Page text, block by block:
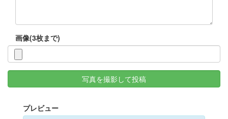
画像(3枚まで)
写真を撮影して投稿
プレビュー